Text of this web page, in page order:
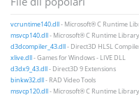
vcruntime140.dll- Microsoft® C Runtime
msvcp140.dll- Microsoft® C Runtime Library
d3dcompiler_43.dll- Direct3D HLSL
xlive.dll- Games for Windows - LIVE DLL
d3dx9_43.dll- Direct3D 9 Extensions
binkw32.dll- RAD Video Tools
msvcp120.dll- Microsoft® C Runtime Library